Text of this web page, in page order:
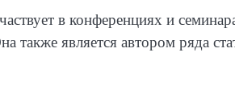
в конференциях и
также является автором ряда